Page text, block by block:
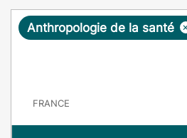
R
ê
Anthropologie de la santé